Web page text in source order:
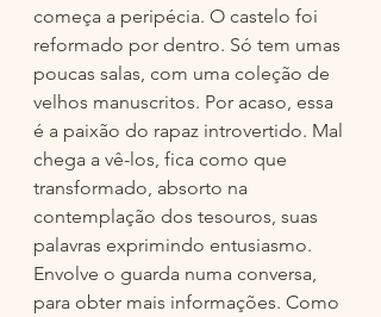
começa a peripécia. O castelo foi
reformado por dentro. Só tem umas
poucas salas, com uma coleção de
velhos manuscritos. Por acaso, essa
é a paixão do rapaz introvertido. Mal
chega a vê-los, fica como que
transformado, absorto na
contemplação dos tesouros, suas
palavras exprimindo entusiasmo.
Envolve o guarda numa conversa,
para obter mais informações. Como